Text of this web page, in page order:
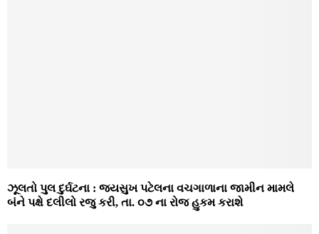
ઝૂલતો પુલ દુર્ઘટના : જયસુખ પટેલના વચગાળાના જામીન મામલે
બંને પક્ષે દલીલો રજુ કરી, તા. ૦૭ ના રોજ હુકમ કરાશે